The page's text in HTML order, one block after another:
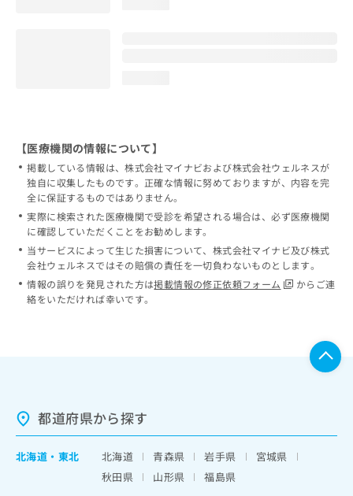
【医療機関の情報について】
掲載している情報は、株式会社マイナビおよび株式会社ウェルネスが
独自に収集したものです。正確な情報に努めておりますが、内容を完
全に保証するものではありません。
実際に検索された医療機関で受診を希望される場合は、必ず医療機関
に確認していただくことをお勧めします。
当サービスによって生じた損害について、株式会社マイナビ及び株式
会社ウェルネスではその賠償の責任を一切負わないものとします。
情報の誤りを発見された方は掲載情報の修正依頼フォーム
からご連
絡をいただければ幸いです。
都道府県から探す
北海道 ・ 東北 北海道 青森県 岩手県
宮城県
秋田県
山形県
福島県